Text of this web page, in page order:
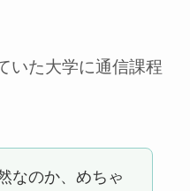
いた大学に通信課程
なのか、めちゃ